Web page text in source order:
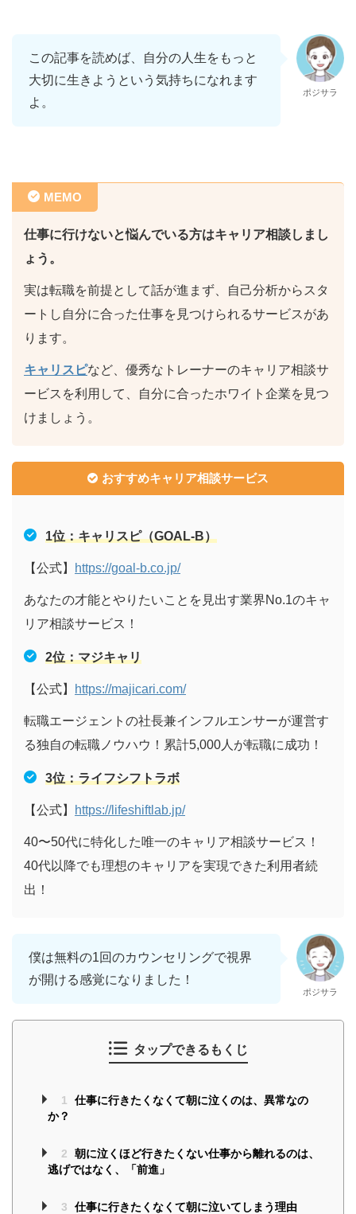
この記事を読めば、自分の人生をもっと
大切に生きようという気持ちになれます
よ。
ポジサラ
MEMO
仕事に行けないと悩んでいる方はキャリア相談しまし
ょう。
実は転職を前提として話が進まず、自己分析からスタ
ートし自分に合った仕事を見つけられるサービスがあ
ります。
キャリスピなど、優秀なトレーナーのキャリア相談サ
ービスを利用して、自分に合ったホワイト企業を見つ
けましょう。
おすすめキャリア相談サービス
1位：キャリスピ（GOAL-B）
【公式】 https://goal-b.co.jp/
あなたの才能とやりたいことを見出す業界No.1のキャ
リア相談サービス！
2位：マジキャリ
【公式】 https://majicari.com/
転職エージェントの社長兼インフルエンサーが運営す
る独自の転職ノウハウ！累計5,000人が転職に成功！
3位：ライフシフトラボ
【公式】 https://lifeshiftlab.jp/
40〜50代に特化した唯一のキャリア相談サービス！
40代以降でも理想のキャリアを実現できた利用者続
出！
僕は無料の1回のカウンセリングで視界
が開ける感覚になりました！
ポジサラ
タップできるもくじ
1
仕事に行きたくなくて朝に泣くのは、異常なの
か？
2
朝に泣くほど行きたくない仕事から離れるのは、
逃げではなく、「前進」
3 仕事に行きたくなくて朝に泣いてしまう理由